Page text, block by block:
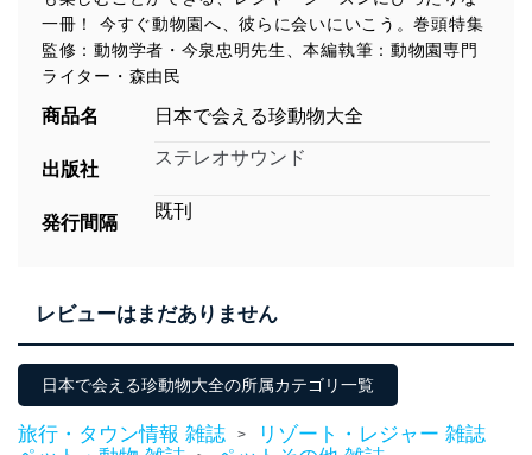
一冊！ 今すぐ動物園へ、彼らに会いにいこう。巻頭特集
監修：動物学者・今泉忠明先生、本編執筆：動物園専門
ライター・森由民
商品名 日本で会える珍動物大全
出版社
ステレオサウンド
発行間隔
既刊
レビューはまだありません
日本で会える珍動物大全の所属カテゴリ一覧
旅行・タウン情報 雑誌 >
リゾート・レジャー 雑誌